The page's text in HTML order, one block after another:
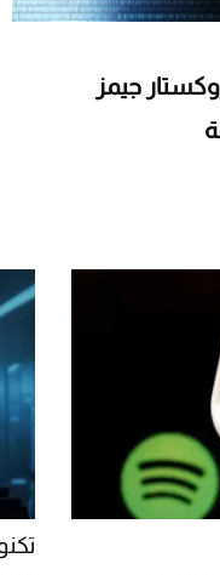
جيمز